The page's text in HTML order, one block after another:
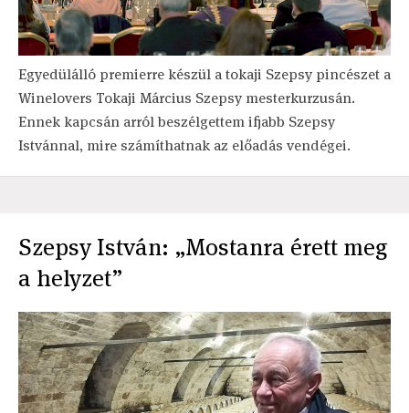
Egyedülálló premierre készül a tokaji Szepsy pincészet a
Winelovers Tokaji Március Szepsy mesterkurzusán.
Ennek kapcsán arról beszélgettem ifjabb Szepsy
Istvánnal, mire számíthatnak az előadás vendégei.
Szepsy István: „Mostanra érett meg
a helyzet”